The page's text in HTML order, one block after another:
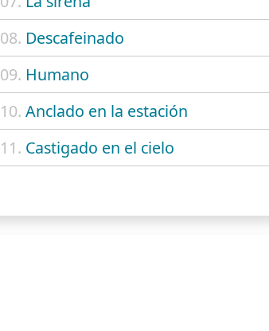
08. Descafeinado
09. Humano
10. Anclado en la estación
11. Castigado en el cielo